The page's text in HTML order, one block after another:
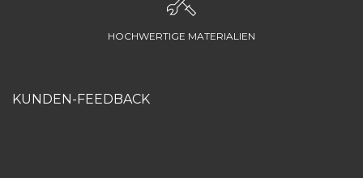
HOCHWERTIGE MATERIALIEN
KUNDEN-FEEDBACK